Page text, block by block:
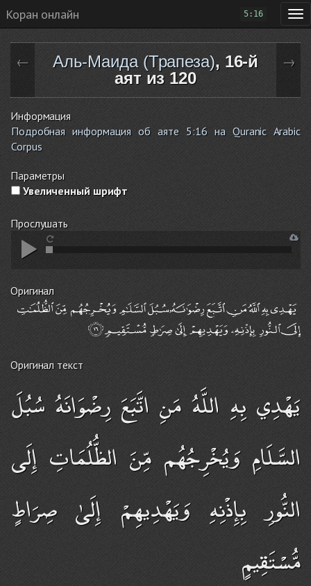
Коран онлайн 5:16
← Аль-Маида (Трапеза), 16-й
аят из 120
→
Информация
Подробная информация об аяте 5:16 на Quranic Arabic
Corpus
Параметры
Увеличенный шрифт
Прослушать
Оригинал
Оригинал текст
يَهْدِي بِهِ اللَّهُ مَنِ اتَّبَعَ رِضْوَانَهُ سُبُلَ
السَّلَامِ وَيُخْرِجُهُم مِّنَ الظُّلُمَاتِ إِلَى
النُّورِ بِإِذْنِهِ وَيَهْدِيهِمْ إِلَىٰ صِرَاطٍ
مُّسْتَقِيمٍ